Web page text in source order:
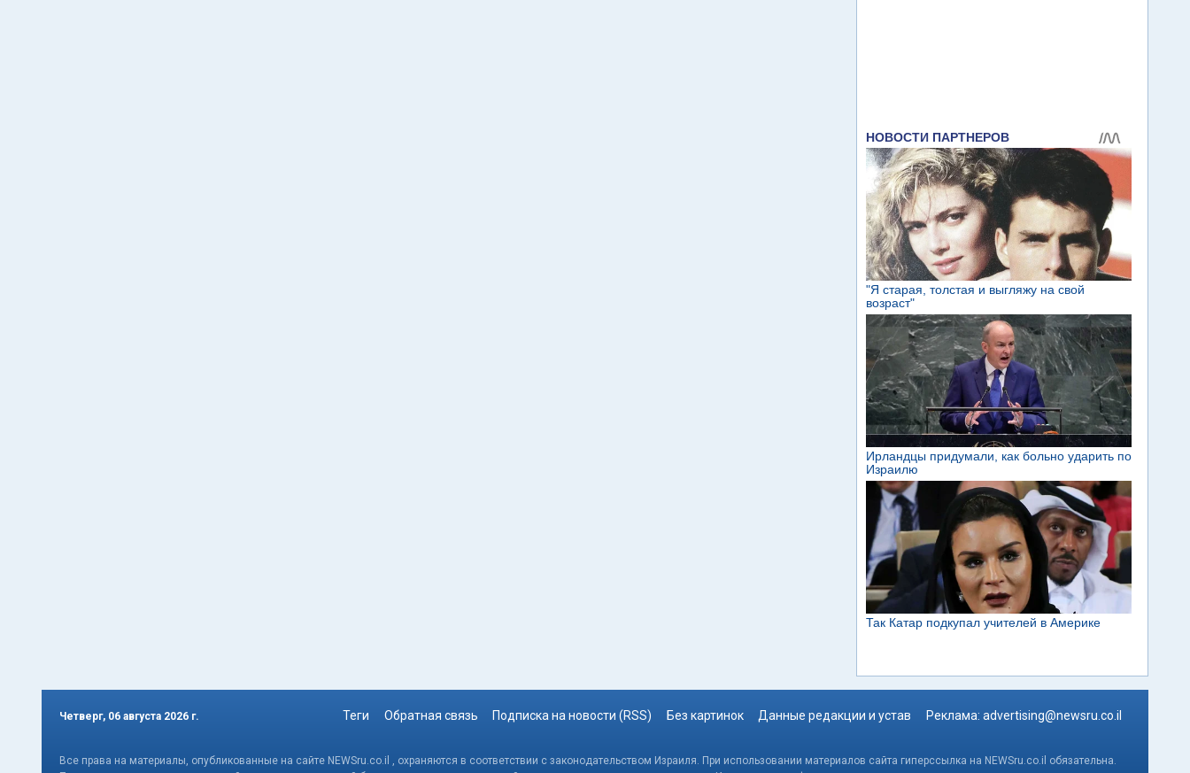
Четверг, 06 августа 2026 г. Теги Обратная связь Подписка на новости (RSS) Без картинок Данные редакции и устав Реклама: advertising@newsru.co.il
Все права на материалы, опубликованные на сайте NEWSru.co.il , охраняются в соответствии с законодательством Израиля. При использовании материалов сайта гиперссылка на NEWSru.co.il обязательна.